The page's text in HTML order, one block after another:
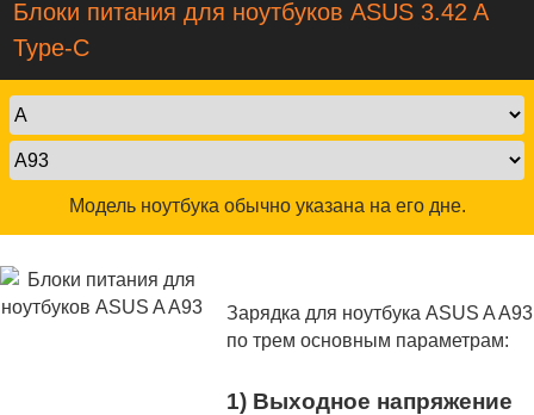
Блоки питания для ноутбуков ASUS 3.42 A
Type-C
Модель ноутбука обычно указана на его дне.
Зарядка для ноутбука ASUS A A93
по трем основным параметрам:
1) Выходное напряжение